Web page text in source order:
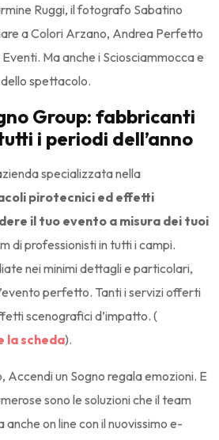
Ruggi, il fotografo Sabatino
a Colori Arzano, Andrea Perfetto
Ma anche i Sciosciammocca e
spettacolo.
Group: fabbricanti
i periodi dell’anno
specializzata nella
pirotecnici ed effetti
il tuo evento a misura dei tuoi
di professionisti in tutti i campi.
nei minimi dettagli e particolari,
perfetto. Tanti i servizi offerti
scenografici d’impatto. (
la scheda).
Accendi un Sogno regala emozioni. E
sono le soluzioni che il team
on line con il nuovissimo e-